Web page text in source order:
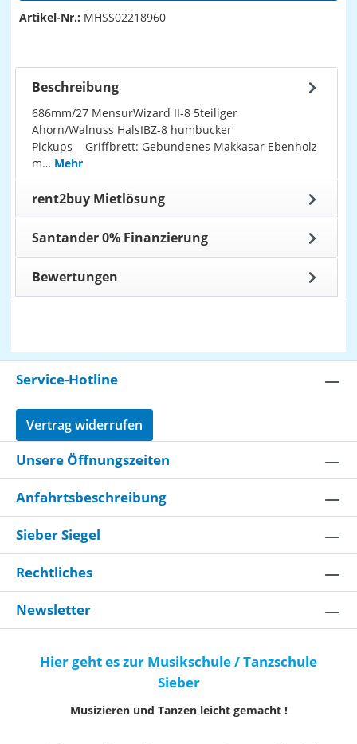
Artikel-Nr.: MHSS02218960
Beschreibung
686mm/27 MensurWizard II-8 5teiliger
Ahorn/Walnuss HalsIBZ-8 humbucker
Pickups Griffbrett: Gebundenes Makkasar Ebenholz
m… Mehr
rent2buy Mietlösung
Santander 0% Finanzierung
Bewertungen
Service-Hotline
Vertrag widerrufen
Unsere Öffnungszeiten
Anfahrtsbeschreibung
Sieber Siegel
Rechtliches
Newsletter
Hier geht es zur Musikschule / Tanzschule
Sieber
Musizieren und Tanzen leicht gemacht !